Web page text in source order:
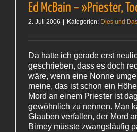
Ed McBain – »Priester,
2. Juli 2006 Kategorien: Dies und
Da hatte ich gerade erst
geschrieben, dass es doch
wäre, wenn eine Nonne
meine, das ist schon ein
Mord an einem Priester ist
gewöhnlich zu nennen. Man
Glauben verfallen, der Mord
Birney müsste zwangsläufig